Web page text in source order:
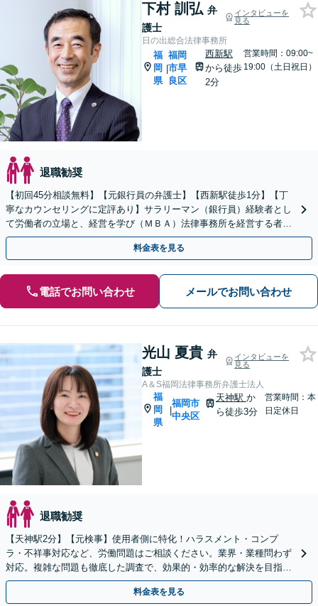
下村 訓弘 弁
護士
インタビューを
見る
日の出総合法律事務所
福
岡
県
|
福岡
市早
良区
西新駅
から徒歩
2分
営業時間：09:00~
19:00（土日祝日）
退職勧奨
【初回45分相談無料】【元銀行員の弁護士】【西新駅徒歩1分】【丁
寧なカウンセリングに定評あり】サラリーマン（銀行員）経験者とし
て労働者の立場と、経営を学び（ＭＢＡ）法律事務所を経営する者と
して経営者の立場と、両方の視点を備えた弁護士です。
料金表を見る
電話でお問い合わせ メールでお問い合わせ
光山 夏貴 弁
護士
インタビューを
見る
A＆S福岡法律事務所弁護士法人
福
岡
県
|
福岡市
中央区
天神駅 か
ら徒歩3分
営業時間：本
日定休日
退職勧奨
【天神駅2分】【元検事】使用者側に特化！ハラスメント・コンプ
ラ・不祥事対応など、労働問題はご相談ください。業界・業種問わず
対応。複雑な問題も徹底した調査で、効果的・効率的な解決を目指し
ます。セカンドオピニオン可【休日・夜間相談可】
料金表を見る